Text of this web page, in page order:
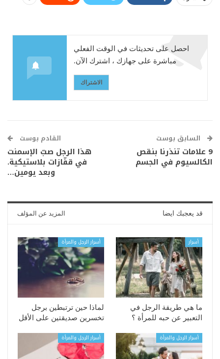
احصل على تحديثات في الوقت الفعلي
مباشرة على جهازك ، اشترك الآن.
الاشتراك
السابق بوست
9 علامات تنذرنا بنقص
الكالسيوم في الجسم
القادم بوست
هذا الرجل صبّ الإسمنت
في قفّازات بلاستيكية.
وبعد يومين…
قد يعجبك ايضا المزيد عن المؤلف
أسرار
ما هي طريقة الرجل في
التعبير عن حبه للمرأة ؟
أسرار الرجل والمرأة
لماذا حين ترتبطين برجل
تخسرين صديقتين على الأقل
أسرار الرجل والمرأة أسرار الرجل والمرأة